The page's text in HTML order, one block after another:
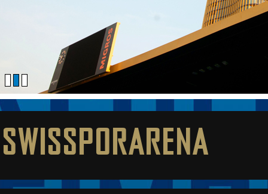
SWISSPORARENA